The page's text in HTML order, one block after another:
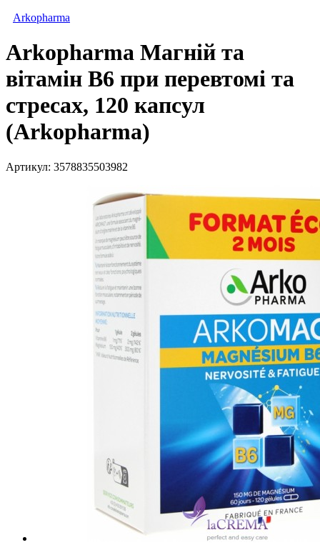
Arkopharma
Arkopharma Магній та
вітамін В6 при перевтомі та
стресах, 120 капсул
(Arkopharma)
Артикул: 3578835503982